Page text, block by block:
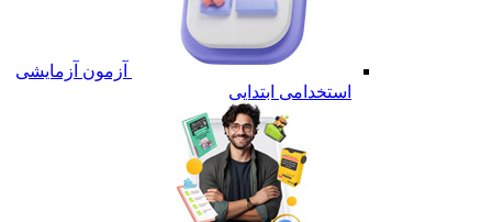
آزمون آزمایشی
استخدامی ابتدایی